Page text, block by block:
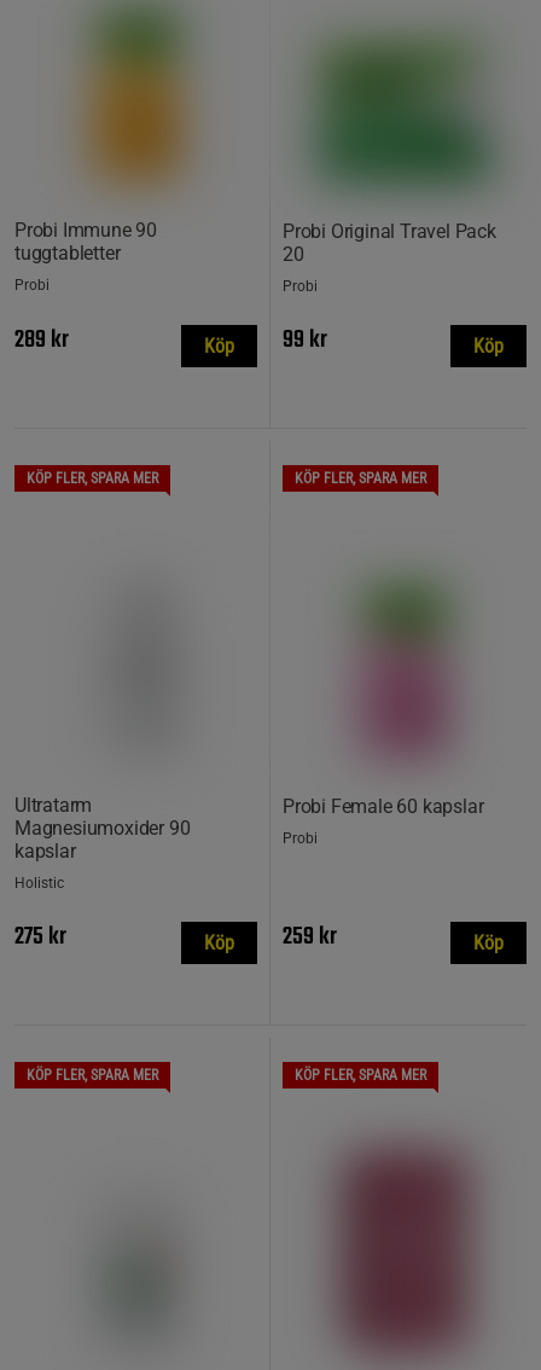
Probi Immune 90
tuggtabletter
Probi
289 kr Köp
Probi Original Travel Pack
20
Probi
99 kr Köp
KÖP FLER, SPARA MER
Ultratarm
Magnesiumoxider 90
kapslar
Holistic
275 kr Köp
KÖP FLER, SPARA MER
Probi Female 60 kapslar
Probi
259 kr Köp
KÖP FLER, SPARA MER KÖP FLER, SPARA MER